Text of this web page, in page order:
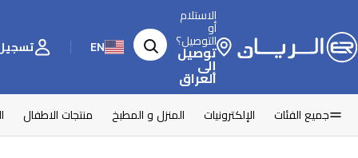
الاستلام
أو
التوصيل؟
توصيل
إلى
العراق
EN تسجيل
جميع الفئات الإلكترونيات المنزل و المطبخ منتجات الاطفال